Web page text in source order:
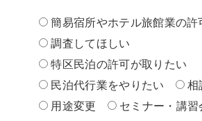
簡易宿所やホテル旅館業の許
調査してほしい
特区民泊の許可が取りたい
民泊代行業をやりたい
相
用途変更
セミナー・講習